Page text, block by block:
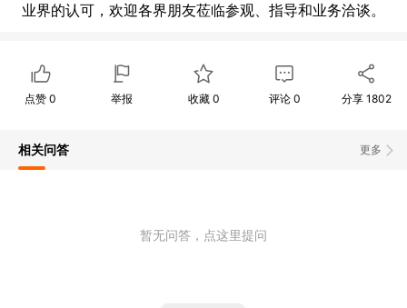
业界的认可，欢迎各界朋友莅临参观、指导和业务洽谈。
点赞0 举报 收藏 0 评论0 分享 1802
更多
相关问答
暂无问答，点这里提问